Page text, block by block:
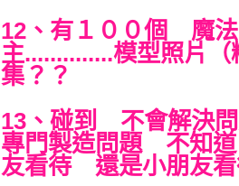
12、有１００個 魔
主..............模型照片
集？？
13、碰到 不會解決
專門製造問題 不知
友看待 還是小朋友看